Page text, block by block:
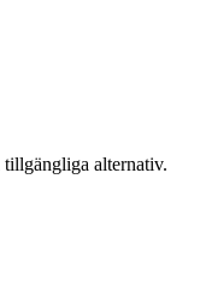
tillgängliga alternativ.